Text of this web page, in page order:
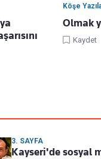
Köşe
Olmak
Kaydet
3. SAYFA
Kayseri'de sosyal